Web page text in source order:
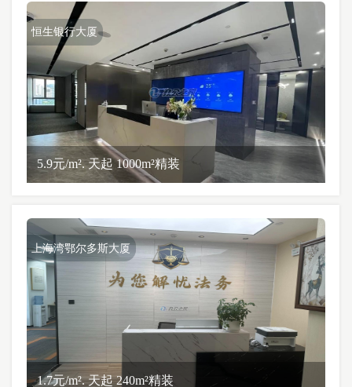
恒生银行大厦
5.9元/m². 天起 1000m²精装
上海湾鄂尔多斯大厦
1.7元/m². 天起 240m²精装